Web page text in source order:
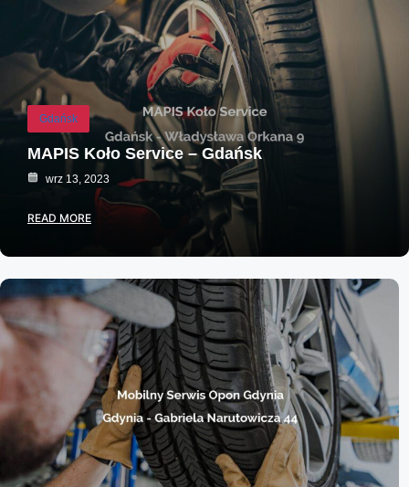
Gdańsk
MAPIS Koło Service – Gdańsk
wrz 13, 2023
READ MORE